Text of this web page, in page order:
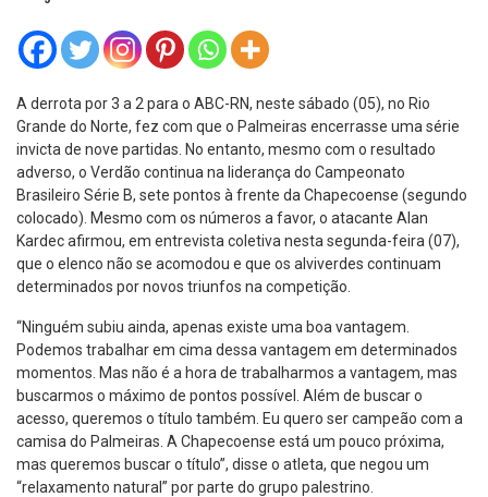
A derrota por 3 a 2 para o ABC-RN, neste sábado (05), no Rio
Grande do Norte, fez com que o Palmeiras encerrasse uma série
invicta de nove partidas. No entanto, mesmo com o resultado
adverso, o Verdão continua na liderança do Campeonato
Brasileiro Série B, sete pontos à frente da Chapecoense (segundo
colocado). Mesmo com os números a favor, o atacante Alan
Kardec afirmou, em entrevista coletiva nesta segunda-feira (07),
que o elenco não se acomodou e que os alviverdes continuam
determinados por novos triunfos na competição.
“Ninguém subiu ainda, apenas existe uma boa vantagem.
Podemos trabalhar em cima dessa vantagem em determinados
momentos. Mas não é a hora de trabalharmos a vantagem, mas
buscarmos o máximo de pontos possível. Além de buscar o
acesso, queremos o título também. Eu quero ser campeão com a
camisa do Palmeiras. A Chapecoense está um pouco próxima,
mas queremos buscar o título”, disse o atleta, que negou um
“relaxamento natural” por parte do grupo palestrino.